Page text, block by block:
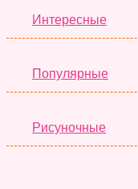
Интересные
Популярные
Рисуночные